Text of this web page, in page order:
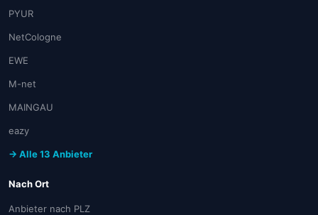
PYUR
NetCologne
EWE
M-net
MAINGAU
eazy
→ Alle 13 Anbieter
Nach Ort
Anbieter nach PLZ